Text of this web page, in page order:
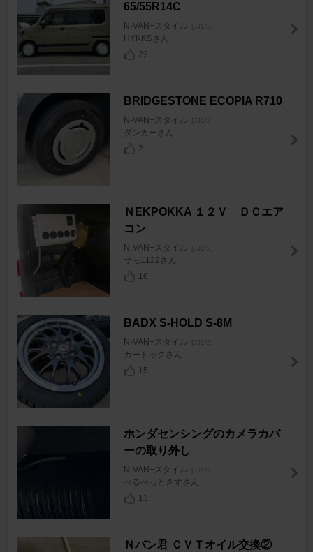
65/55R14C
N-VAN+スタイル [JJ1/2]
HYKKSさん
22
BRIDGESTONE ECOPIA R710
N-VAN+スタイル [JJ1/2]
ダンカーさん
2
ＮEKPOKKA １２Ｖ ＤＣエア
コン
N-VAN+スタイル [JJ1/2]
サモ1122さん
16
BADX S-HOLD S-8M
N-VAN+スタイル [JJ1/2]
カードックさん
15
ホンダセンシングのカメラカバ
ーの取り外し
N-VAN+スタイル [JJ1/2]
べるべっときすさん
13
Ｎバン君 ＣＶＴオイル交換②